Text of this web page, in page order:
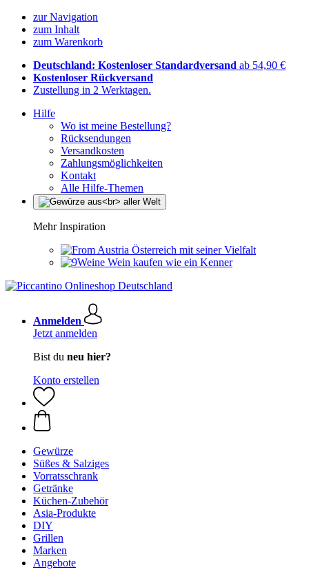
zur Navigation
zum Inhalt
zum Warenkorb
Deutschland: Kostenloser Standardversand ab 54,90 €
Kostenloser Rückversand
Zustellung in 2 Werktagen.
Hilfe
Wo ist meine Bestellung?
Rücksendungen
Versandkosten
Zahlungsmöglichkeiten
Kontakt
Alle Hilfe-Themen
Mehr Inspiration
Österreich mit seiner Vielfalt
Wein kaufen wie ein Kenner
Anmelden
Jetzt anmelden
Bist du neu hier?
Konto erstellen
Gewürze
Süßes & Salziges
Vorratsschrank
Getränke
Küchen-Zubehör
Asia-Produkte
DIY
Grillen
Marken
Angebote